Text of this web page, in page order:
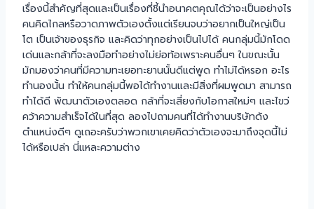
เรื่องนี้สำคัญที่สุดและเป็นเรื่องที่ชี้นำอนาคตคุณได้ว่าจะเป็นอย่างไร
คนคิดไกลหรือวาดภาพตัวเองตั้งแต่เรียนจบว่าอยากเป็นใหญ่เป็น
โต เป็นเจ้าของธุรกิจ และคิดว่าทุกอย่างเป็นไปได้ คนกลุ่มนี้มักโดด
เด่นและกล้าที่จะลงมือทำอย่างไม่ย่อท้อเพราะคนอื่นๆ ในขณะนั้น
มักมองว่าคนที่มีความทะเยอทะยานนั้นดีแต่พูด ทำไม่ได้หรอก อะไร
ทำนองนั้น ทำให้คนกลุ่มนี้พอได้ทำงานและมีสิ่งที่ผมพูดมา สามารถ
ทำได้ดี พัฒนาตัวเองตลอด กล้าที่จะเสี่ยงกับโอกาสใหม่ๆ และไขว่
คว้าความสำเร็จได้ในที่สุด ลองไปถามคนที่ได้ทำงานบริษัทดัง
ตำแหน่งดีๆ ดูเถอะครับว่าพวกเขาเคยคิดว่าตัวเองจะมาถึงจุดนี้ไม่
ได้หรือเปล่า นี่แหละความต่าง